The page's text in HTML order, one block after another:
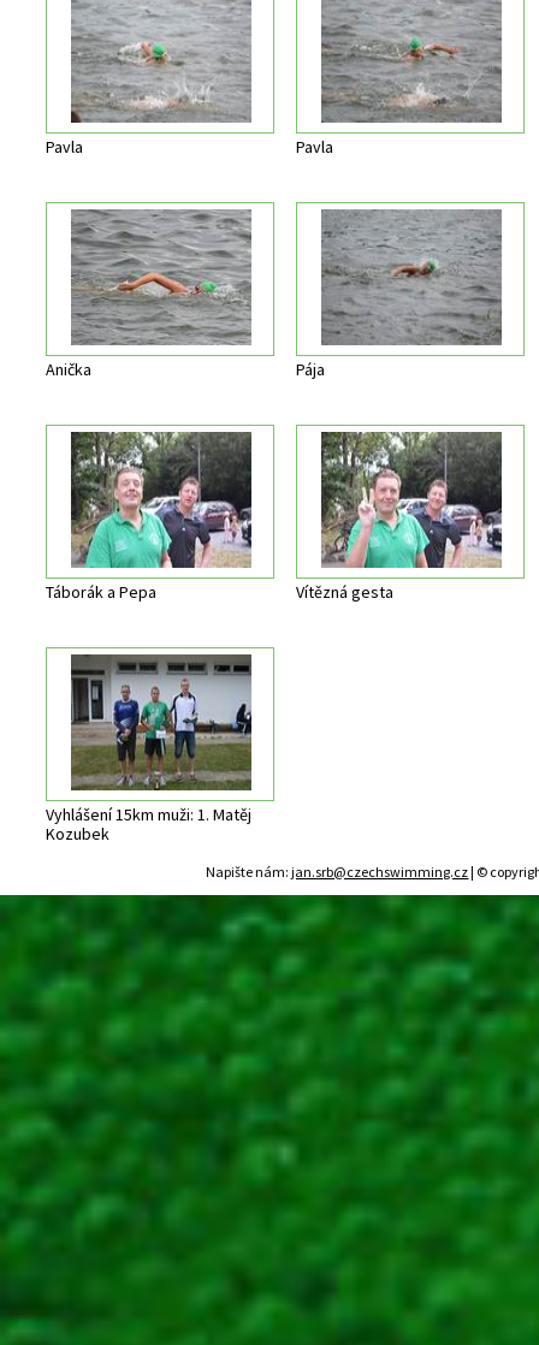
Pavla Pavla
Anička Pája
Táborák a Pepa Vítězná gesta
Vyhlášení 15km muži: 1. Matěj
Kozubek
Napište nám:jan.srb@czechswimming.cz| ©